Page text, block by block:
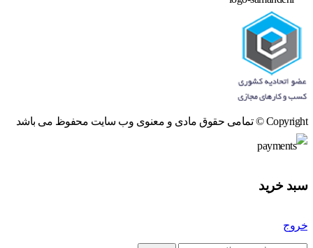
Copyright © تمامی حقوق مادی و معنوی وب سایت محفوظ می باشد
سبد خرید
خروج